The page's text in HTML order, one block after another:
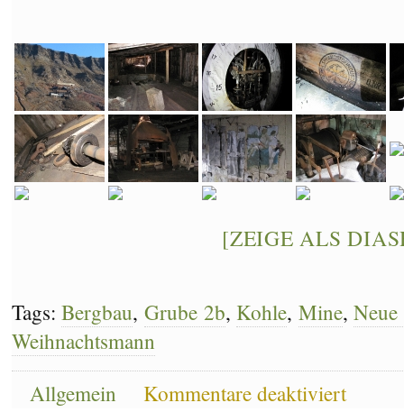
[ZEIGE ALS
Tags:Bergbau, Grube 2b, Kohle, Mine,
Weihnachtsmann
Allgemein
Kommentare deaktiviertUnterwegs